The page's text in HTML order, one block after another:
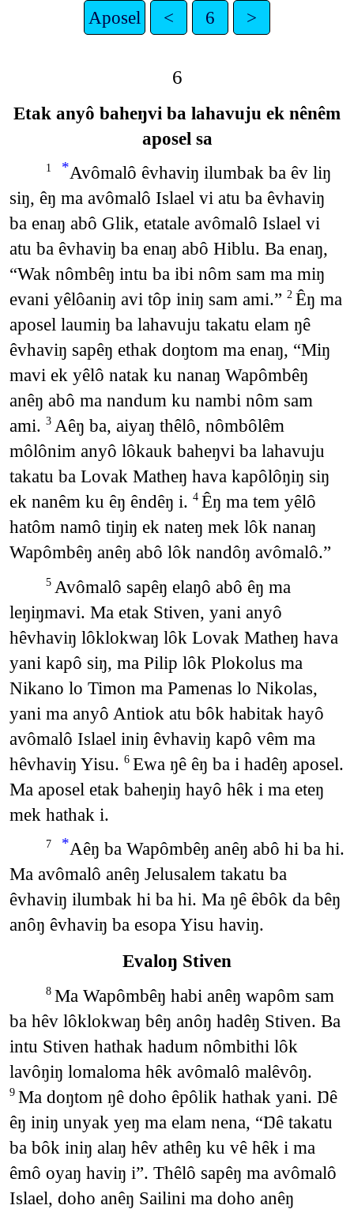
Aposel < 6 >
6
Etak anyô baheŋvi ba lahavuju ek nênêm
aposel sa
1 *Avômalô êvhaviŋ ilumbak ba êv liŋ
siŋ, êŋ ma avômalô Islael vi atu ba êvhaviŋ
ba enaŋ abô Glik, etatale avômalô Islael vi
atu ba êvhaviŋ ba enaŋ abô Hiblu. Ba enaŋ,
“Wak nômbêŋ intu ba ibi nôm sam ma miŋ
evani yêlôaniŋ avi tôp iniŋ sam ami.” 2 Êŋ ma
aposel laumiŋ ba lahavuju takatu elam ŋê
êvhaviŋ sapêŋ ethak doŋtom ma enaŋ, “Miŋ
mavi ek yêlô natak ku nanaŋ Wapômbêŋ
anêŋ abô ma nandum ku nambi nôm sam
ami. 3 Aêŋ ba, aiyaŋ thêlô, nômbôlêm
môlônim anyô lôkauk baheŋvi ba lahavuju
takatu ba Lovak Matheŋ hava kapôlôŋiŋ siŋ
ek nanêm ku êŋ êndêŋ i. 4 Êŋ ma tem yêlô
hatôm namô tiŋiŋ ek nateŋ mek lôk nanaŋ
Wapômbêŋ anêŋ abô lôk nandôŋ avômalô.”
5 Avômalô sapêŋ elaŋô abô êŋ ma
leŋiŋmavi. Ma etak Stiven, yani anyô
hêvhaviŋ lôklokwaŋ lôk Lovak Matheŋ hava
yani kapô siŋ, ma Pilip lôk Plokolus ma
Nikano lo Timon ma Pamenas lo Nikolas,
yani ma anyô Antiok atu bôk habitak hayô
avômalô Islael iniŋ êvhaviŋ kapô vêm ma
hêvhaviŋ Yisu. 6 Ewa ŋê êŋ ba i hadêŋ aposel.
Ma aposel etak baheŋiŋ hayô hêk i ma eteŋ
mek hathak i.
7 *Aêŋ ba Wapômbêŋ anêŋ abô hi ba hi.
Ma avômalô anêŋ Jelusalem takatu ba
êvhaviŋ ilumbak hi ba hi. Ma ŋê êbôk da bêŋ
anôŋ êvhaviŋ ba esopa Yisu haviŋ.
Evaloŋ Stiven
8 Ma Wapômbêŋ habi anêŋ wapôm sam
ba hêv lôklokwaŋ bêŋ anôŋ hadêŋ Stiven. Ba
intu Stiven hathak hadum nômbithi lôk
lavôŋiŋ lomaloma hêk avômalô malêvôŋ.
9 Ma doŋtom ŋê doho êpôlik hathak yani. Ŋê
êŋ iniŋ unyak yeŋ ma elam nena, “Ŋê takatu
ba bôk iniŋ alaŋ hêv athêŋ ku vê hêk i ma
êmô oyaŋ haviŋ i”. Thêlô sapêŋ ma avômalô
Islael, doho anêŋ Sailini ma doho anêŋ